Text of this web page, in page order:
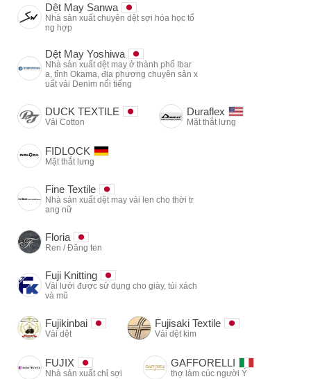
Dệt May Sanwa
Nhà sản xuất chuyên dệt sợi hóa học tổ
ng hợp
Dệt May Yoshiwa
Nhà sản xuất dệt may ở thành phố Ibar
a, tỉnh Okama, địa phương chuyên sản x
uất vải Denim nổi tiếng
DUCK TEXTILE
Vải Cotton
Duraflex
Mặt thắt lưng
FIDLOCK
Mặt thắt lưng
Fine Textile
Nhà sản xuất dệt may vải len cho thời tr
ang nữ
Floria
Ren / Đăng ten
Fuji Knitting
Vải lưới được sử dụng cho giày, túi xách
và mũ
Fujikinbai
Vải dệt
Fujisaki Textile
Vải dệt kim
FUJIX
Nhà sản xuất chỉ sợi
GAFFORELLI
thợ làm cúc người Ý